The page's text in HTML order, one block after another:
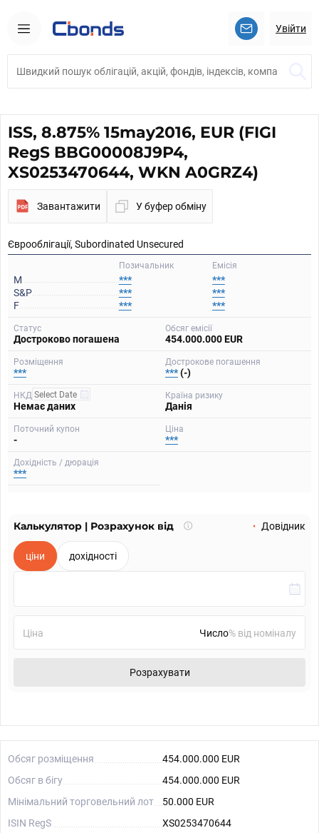
Увійти
ISS, 8.875% 15may2016, EUR (FIGI
RegS BBG00008J9P4,
XS0253470644, WKN A0GRZ4)
Завантажити У буфер обміну
Єврооблігації, Subordinated Unsecured
Емісія
Позичальник
M ***
***
S&P
***
***
F
***
***
Статус
Достроково погашена
Обсяг емісії
454.000.000 EUR
Розміщення
***
Дострокове погашення
***(-)
НКД
Немає даних
Країна ризику
Данія
Поточний купон
-
Ціна
***
Дохідність / дюрація
***
Калькулятор | Розрахунок від
Що
Довідник
ціни дохідності
Ціна % від номіналу
Розрахувати
Обсяг розміщення
454.000.000 EUR
Обсяг в бігу
454.000.000 EUR
Мінімальний торговельний лот
50.000 EUR
ISIN RegS
XS0253470644